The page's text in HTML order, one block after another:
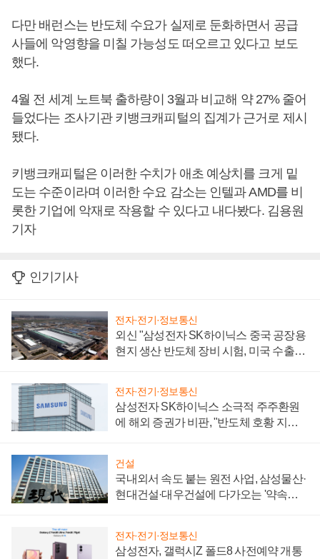
다만 배런스는 반도체 수요가 실제로 둔화하면서 공급
사들에 악영향을 미칠 가능성도 떠오르고 있다고 보도
했다.
4월 전 세계 노트북 출하량이 3월과 비교해 약 27% 줄어
들었다는 조사기관 키뱅크캐피털의 집계가 근거로 제시
됐다.
키뱅크캐피털은 이러한 수치가 애초 예상치를 크게 밑
도는 수준이라며 이러한 수요 감소는 인텔과 AMD를 비
롯한 기업에 악재로 작용할 수 있다고 내다봤다. 김용원
기자
인기기사
전자·전기·정보통신
외신 "삼성전자 SK하이닉스 중국 공장용
현지 생산 반도체 장비 시험, 미국 수출통
전자·전기·정보통신
삼성전자 SK하이닉스 소극적 주주환원
에 해외 증권가 비판, "반도체 호황 지속
건설
국내외서 속도 붙는 원전 사업, 삼성물산·
현대건설·대우건설에 다가오는 '약속의
전자·전기·정보통신
삼성전자, 갤럭시Z 폴드8 사전예약 개통